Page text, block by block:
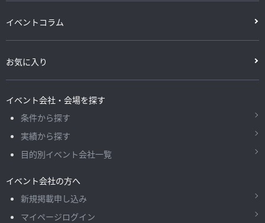
イベントコラム
お気に入り
イベント会社・会場を探す
条件から探す
実績から探す
目的別イベント会社一覧
イベント会社の方へ
新規掲載申し込み
マイページログイン